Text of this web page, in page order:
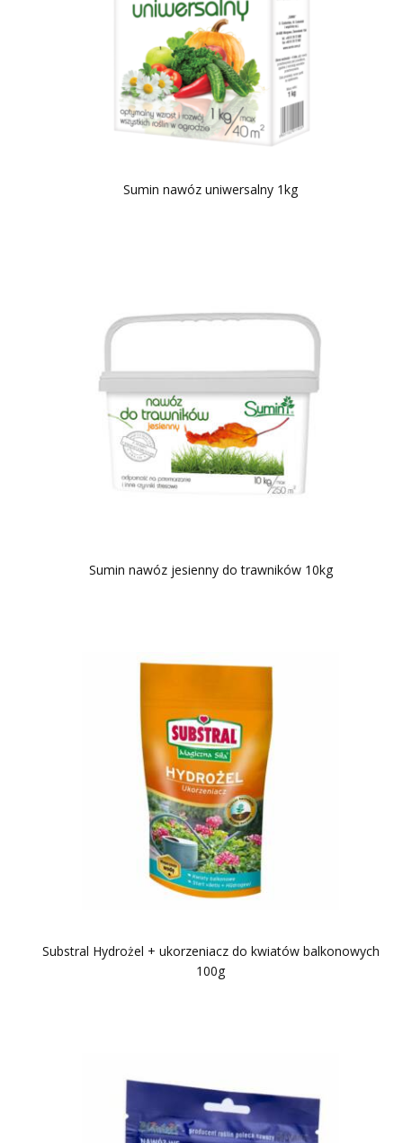
Sumin nawóz uniwersalny 1kg
Sumin nawóz jesienny do trawników 10kg
Substral Hydrożel + ukorzeniacz do kwiatów balkonowych
100g